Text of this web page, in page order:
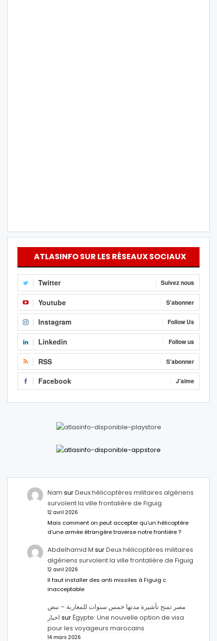
ATLASINFO SUR LES RÉSEAUX SOCIAUX
Twitter Suivez nous
Youtube S'abonner
Instagram Follow Us
Linkedin Follow us
RSS S'abonner
Facebook J'aime
Nam surDeux hélicoptères militaires algériens
survolent la ville frontalière de Figuig
12 avril 2026
Mais comment on peut accepter qu’un hélicoptère
d’une armée étrangère traverse notre frontière ?
Abdelhamid M surDeux hélicoptères militaires
algériens survolent la ville frontalière de Figuig
12 avril 2026
Il faut installer des anti missiles à Figuig c
inacceptable
مصر تمنح تأشيرة مدتها خمس سنوات للمغاربة – نبض
اخبار surÉgypte: Une nouvelle option de visa
pour les voyageurs marocains
14 mars 2026